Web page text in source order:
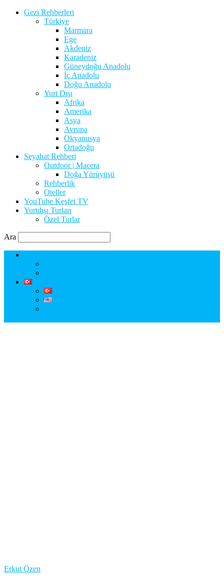
Gezi Rehberleri
Türkiye
Marmara
Ege
Akdeniz
Karadeniz
Güneydoğu Anadolu
İç Anadolu
Doğu Anadolu
Yurt Dışı
Afrika
Amerika
Asya
Avrupa
Okyanusya
Ortadoğu
Seyahat Rehberi
Outdoor | Macera
Doğa Yürüyüşü
Rehberlik
Oteller
YouTube Keşfet TV
Yurtdışı Turları
Özel Turlar
Ara
Erkut Özen